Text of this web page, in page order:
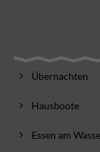
Übernachten
Hausboote
Essen am